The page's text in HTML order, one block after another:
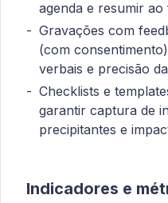
agenda e resumir ao
Gravações com
(com
verbais e precisão
Checklists e
garantir captura de
precipitantes e
Indicadores e